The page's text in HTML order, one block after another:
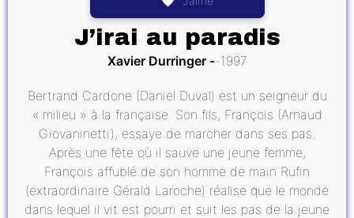
J’irai au paradis
Xavier Durringer 1997
Bertrand Cardone (Daniel Duval) est un seigneur du
« milieu » à la française. Son fils, François (Arnaud
Giovaninetti), essaye de marcher dans ses pas.
Après une fête où il sauve une jeune femme,
François affublé de son homme de main Rufin
(extraordinaire Gérald Laroche) réalise que le monde
dans lequel il vit est pourri et suit les pas de la jeune